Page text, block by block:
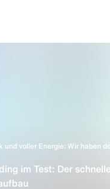
und voller Energie: Wir haben
im Test: Der